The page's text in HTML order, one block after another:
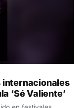
internacionales
‘Sé Valiente’